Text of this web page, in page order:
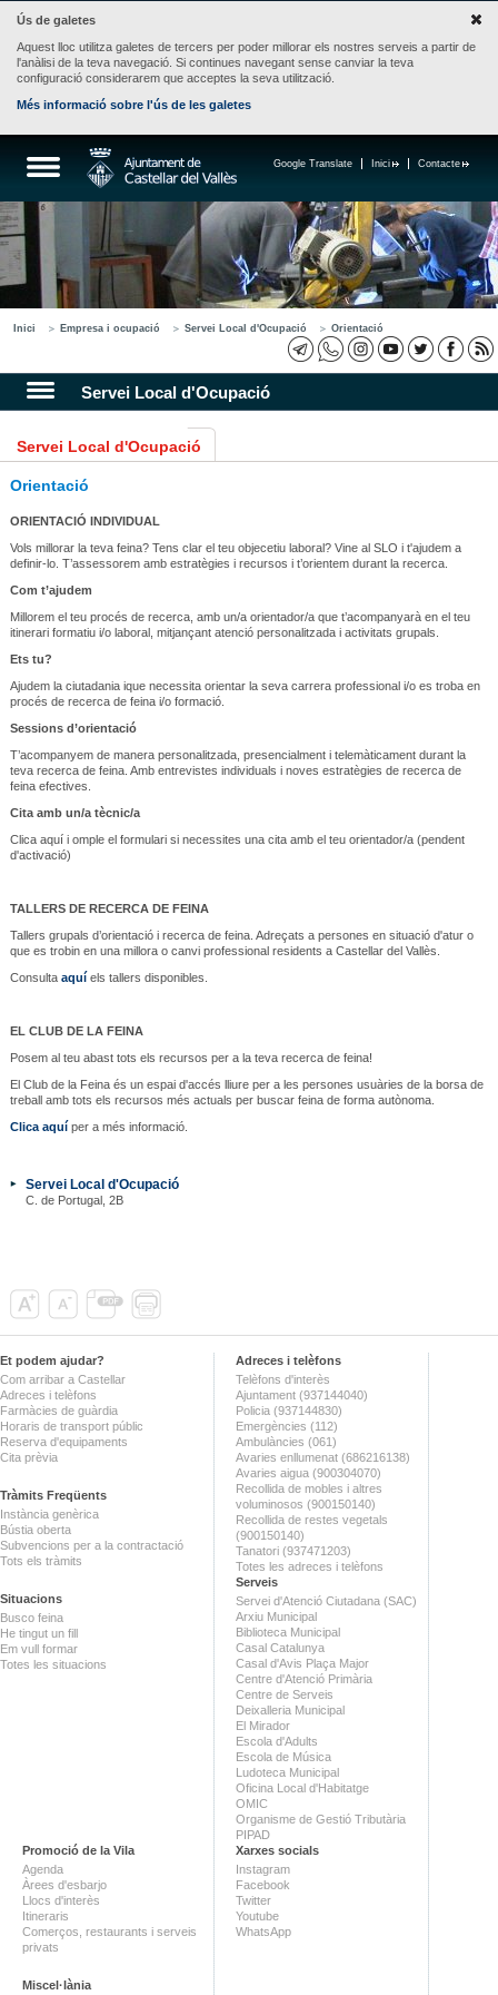
Ús de galetes
Aquest lloc utilitza galetes de tercers per poder millorar els nostres serveis a partir de
l'anàlisi de la teva navegació. Si continues navegant sense canviar la teva
configuració considerarem que acceptes la seva utilització.
Més informació sobre l'ús de les galetes
Contacte
Inici
Google Translate
Inici Empresa i ocupació Servei Local d'Ocupació Orientació
Servei Local d'Ocupació
Servei Local d'Ocupació
Orientació
ORIENTACIÓ INDIVIDUAL
Vols millorar la teva feina? Tens clar el teu objecetiu laboral? Vine al SLO i t'ajudem a
definir-lo. T’assessorem amb estratègies i recursos i t’orientem durant la recerca.
Com t’ajudem
Millorem el teu procés de recerca, amb un/a orientador/a que t’acompanyarà en el teu
itinerari formatiu i/o laboral, mitjançant atenció personalitzada i activitats grupals.
Ets tu?
Ajudem la ciutadania ique necessita orientar la seva carrera professional i/o es troba en
procés de recerca de feina i/o formació.
Sessions d’orientació
T’acompanyem de manera personalitzada, presencialment i telemàticament durant la
teva recerca de feina. Amb entrevistes individuals i noves estratègies de recerca de
feina efectives.
Cita amb un/a tècnic/a
Clica aquí i omple el formulari si necessites una cita amb el teu orientador/a (pendent
d'activació)
TALLERS DE RECERCA DE FEINA
Tallers grupals d’orientació i recerca de feina. Adreçats a persones en situació d'atur o
que es trobin en una millora o canvi professional residents a Castellar del Vallès.
Consulta aquíels tallers disponibles.
EL CLUB DE LA FEINA
Posem al teu abast tots els recursos per a la teva recerca de feina!
El Club de la Feina és un espai d'accés lliure per a les persones usuàries de la borsa de
treball amb tots els recursos més actuals per buscar feina de forma autònoma.
Clica aquíper a més informació.
Servei Local d'Ocupació
C. de Portugal, 2B
Et podem ajudar?
Com arribar a Castellar
Adreces i telèfons
Farmàcies de guàrdia
Horaris de transport públic
Reserva d'equipaments
Cita prèvia
Tràmits Freqüents
Instància genèrica
Bústia oberta
Subvencions per a la contractació
Tots els tràmits
Situacions
Busco feina
He tingut un fill
Em vull formar
Totes les situacions
Adreces i telèfons
Telèfons d'interès
Ajuntament (937144040)
Policia (937144830)
Emergències (112)
Ambulàncies (061)
Avaries enllumenat (686216138)
Avaries aigua (900304070)
Recollida de mobles i altres
voluminosos (900150140)
Recollida de restes vegetals
(900150140)
Tanatori (937471203)
Totes les adreces i telèfons
Serveis
Servei d'Atenció Ciutadana (SAC)
Arxiu Municipal
Biblioteca Municipal
Casal Catalunya
Casal d'Avis Plaça Major
Centre d'Atenció Primària
Centre de Serveis
Deixalleria Municipal
El Mirador
Escola d'Adults
Escola de Música
Ludoteca Municipal
Oficina Local d'Habitatge
OMIC
Organisme de Gestió Tributària
PIPAD
Promoció de la Vila
Agenda
Àrees d'esbarjo
Llocs d'interès
Itineraris
Comerços, restaurants i serveis
privats
Miscel·lània
Xarxes socials
Instagram
Facebook
Twitter
Youtube
WhatsApp